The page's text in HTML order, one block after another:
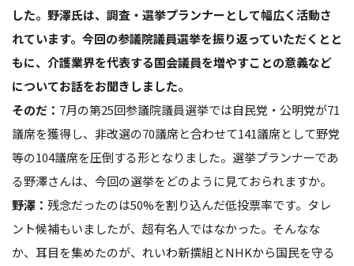
した。野澤氏は、調査・選挙プランナーとして幅広く活動さ
れています。今回の参議院議員選挙を振り返っていただくとと
もに、介護業界を代表する国会議員を増やすことの意義など
についてお話をお聞きしました。
そのだ： 7月の第25回参議院議員選挙では自民党・公明党が71
議席を獲得し、非改選の70議席と合わせて141議席として野党
等の104議席を圧倒する形となりました。選挙プランナーであ
る野澤さんは、今回の選挙をどのように見ておられますか。
野澤： 残念だったのは50%を割り込んだ低投票率です。タレ
ント候補もいましたが、超有名人ではなかった。そんなな
か、耳目を集めたのが、れいわ新撰組とNHKから国民を守る